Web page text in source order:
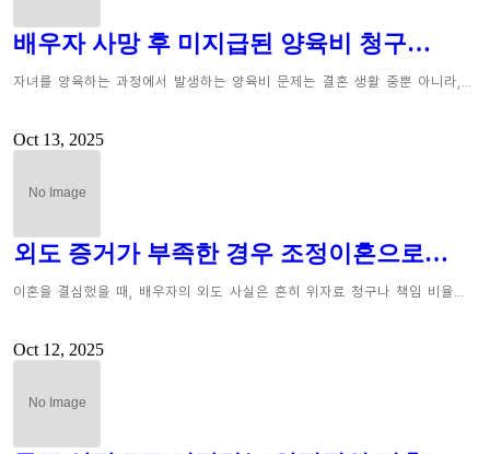
배우자 사망 후 미지급된 양육비 청구…
자녀를 양육하는 과정에서 발생하는 양육비 문제는 결혼 생활 중뿐 아니라,…
Oct 13, 2025
외도 증거가 부족한 경우 조정이혼으로…
이혼을 결심했을 때, 배우자의 외도 사실은 흔히 위자료 청구나 책임 비율…
Oct 12, 2025